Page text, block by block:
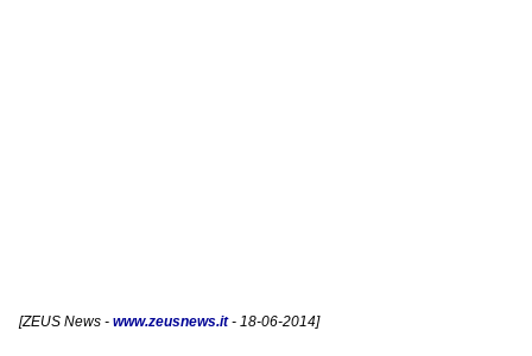
[ZEUS News - www.zeusnews.it- 18-06-2014]